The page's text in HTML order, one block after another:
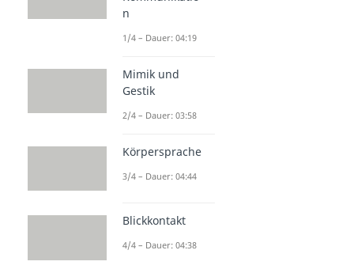
n
1/4 – Dauer: 04:19
Mimik und
Gestik
2/4 – Dauer: 03:58
Körpersprache
3/4 – Dauer: 04:44
Blickkontakt
4/4 – Dauer: 04:38